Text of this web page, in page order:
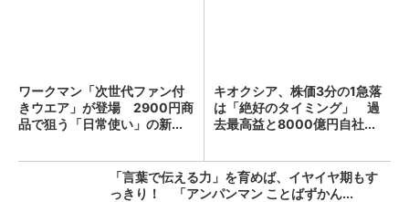
ワークマン「次世代ファン付
きウエア」が登場 2900円商
品で狙う「日常使い」の新...
キオクシア、株価3分の1急落
は「絶好のタイミング」 過
去最高益と8000億円自社...
「言葉で伝える力」を育めば、イヤイヤ期もす
っきり！ 「アンパンマン ことばずかん...